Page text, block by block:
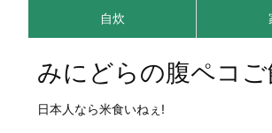
自炊
みにどらの腹ペコご
日本人なら米食いねぇ!